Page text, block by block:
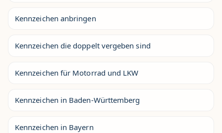
Kennzeichen anbringen
Kennzeichen die doppelt vergeben sind
Kennzeichen für Motorrad und LKW
Kennzeichen in Baden-Württemberg
Kennzeichen in Bayern